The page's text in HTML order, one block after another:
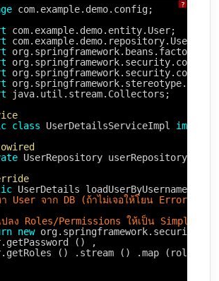
?
com.example.demo.config;
com.example.demo.entity.User;
java.util.stream.Collectors;
class UserDetailsServiceImpl
UserRepository userRepository;
UserDetails loadUserByUsername
User จาก DB (ถ้าไม่เจอให้โยน Error เห
ลง Roles/Permissions ให้เป็น
new
() ,
() .stream () .map (role ->